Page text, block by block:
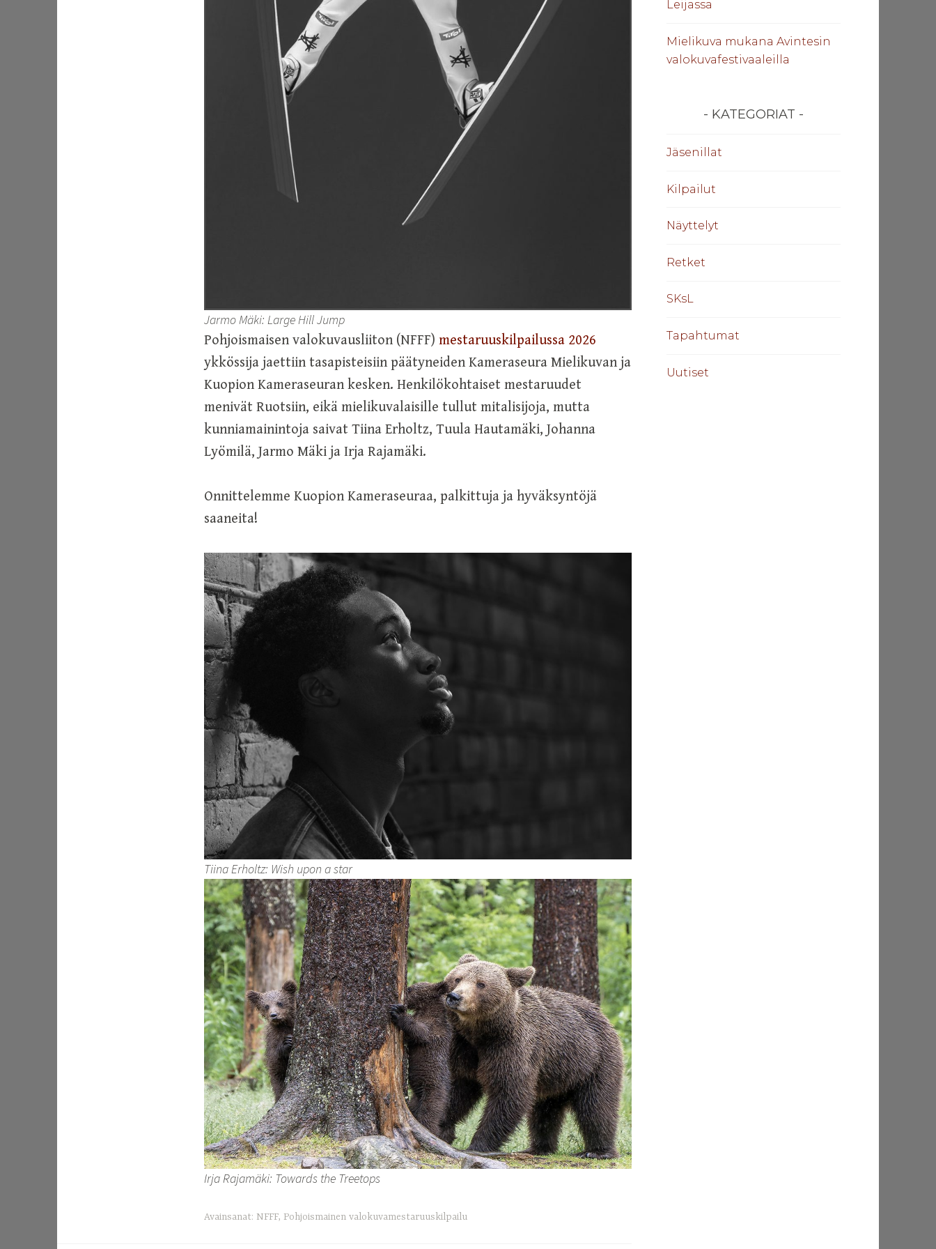
Jarmo Mäki: Large Hill Jump
Pohjoismaisen valokuvausliiton (NFFF) mestaruuskilpailussa 2026
ykkössija jaettiin tasapisteisiin päätyneiden Kameraseura Mielikuvan ja
Kuopion Kameraseuran kesken. Henkilökohtaiset mestaruudet
menivät Ruotsiin, eikä mielikuvalaisille tullut mitalisijoja, mutta
kunniamainintoja saivat Tiina Erholtz, Tuula Hautamäki, Johanna
Lyömilä, Jarmo Mäki ja Irja Rajamäki.
Onnittelemme Kuopion Kameraseuraa, palkittuja ja hyväksyntöjä
saaneita!
Tiina Erholtz: Wish upon a star
Irja Rajamäki: Towards the Treetops
Avainsanat: NFFF, Pohjoismainen valokuvamestaruuskilpailu
Leijassa
Mielikuva mukana Avintesin
valokuvafestivaaleilla
KATEGORIAT
Jäsenillat
Kilpailut
Näyttelyt
Retket
SKsL
Tapahtumat
Uutiset